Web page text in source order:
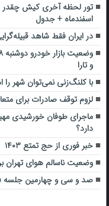
اسفندماه + جدول
در ایران فقط شاهد
و تارا
با کلنگ‌زنی نمی‌توان شهر را
لزوم توقف صادرات برای
ماجرای طوفان خورشیدی
دارد؟
خبر فوری از حج تمتع ۱۴۰۳
وضعیت ناسالم هوای تهران
صد و سی و چهارمین جلسه